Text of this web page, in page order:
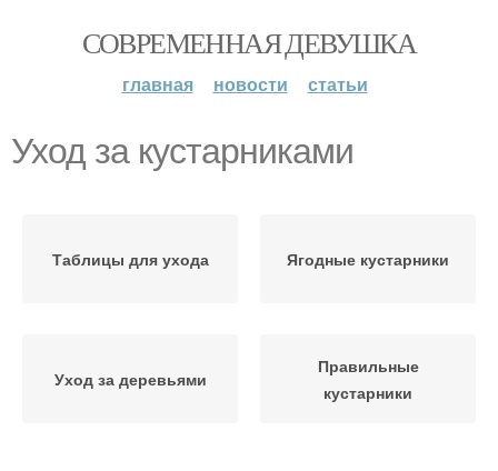
СОВРЕМЕННАЯ ДЕВУШКА
главная новости статьи
Уход за кустарниками
Таблицы для ухода Ягодные кустарники
Уход за деревьями
Правильные
кустарники